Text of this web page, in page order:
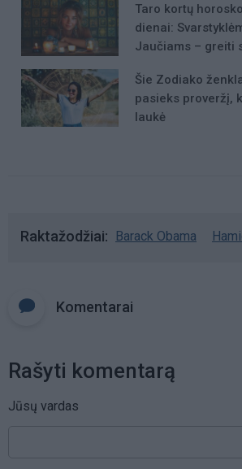
Taro kortų
dienai:
Jaučiams – greiti
Šie Zodiako
pasieks proveržį,
laukė
Raktažodžiai Barack Obama
Komentarai
Rašyti komentarą
Jūsų vardas